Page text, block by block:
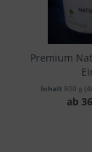
Premium
Inhalt 800 g
ab